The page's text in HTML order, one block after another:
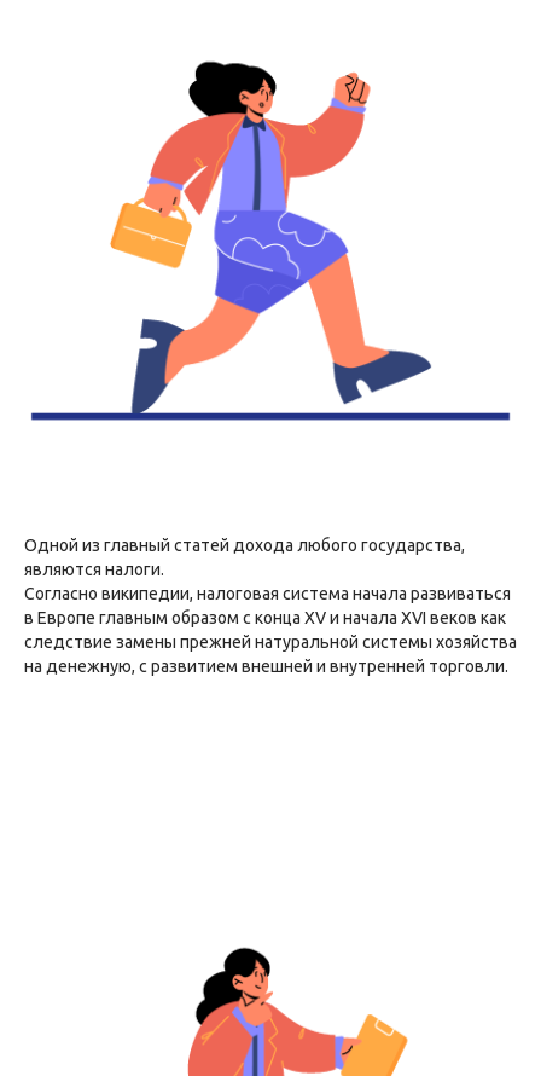
Одной из главный статей дохода любого государства,
являются налоги.
Согласно википедии, налоговая система начала развиваться
в Европе главным образом с конца XV и начала XVI веков как
следствие замены прежней натуральной системы хозяйства
на денежную, с развитием внешней и внутренней торговли.